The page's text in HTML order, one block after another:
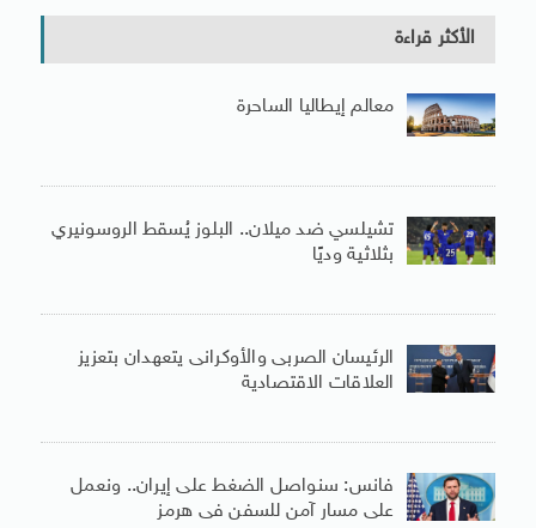
الأكثر قراءة
معالم إيطاليا الساحرة
تشيلسي ضد ميلان.. البلوز يُسقط الروسونيري
بثلاثية وديًا
الرئيسان الصربى والأوكرانى يتعهدان بتعزيز
العلاقات الاقتصادية
فانس: سنواصل الضغط على إيران.. ونعمل
على مسار آمن للسفن فى هرمز